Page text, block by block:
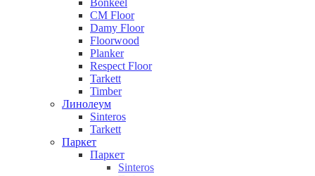
Bonkeel
CM Floor
Damy Floor
Floorwood
Planker
Respect Floor
Tarkett
Timber
Линолеум
Sinteros
Tarkett
Паркет
Паркет
Sinteros